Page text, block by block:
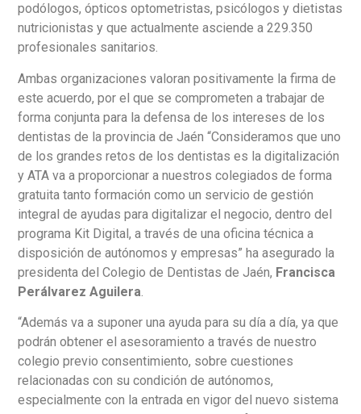
podólogos, ópticos optometristas, psicólogos y dietistas
nutricionistas y que actualmente asciende a 229.350
profesionales sanitarios.
Ambas organizaciones valoran positivamente la firma de
este acuerdo, por el que se comprometen a trabajar de
forma conjunta para la defensa de los intereses de los
dentistas de la provincia de Jaén “Consideramos que uno
de los grandes retos de los dentistas es la digitalización
y ATA va a proporcionar a nuestros colegiados de forma
gratuita tanto formación como un servicio de gestión
integral de ayudas para digitalizar el negocio, dentro del
programa Kit Digital, a través de una oficina técnica a
disposición de autónomos y empresas” ha asegurado la
presidenta del Colegio de Dentistas de Jaén, Francisca
Perálvarez Aguilera.
“Además va a suponer una ayuda para su día a día, ya que
podrán obtener el asesoramiento a través de nuestro
colegio previo consentimiento, sobre cuestiones
relacionadas con su condición de autónomos,
especialmente con la entrada en vigor del nuevo sistema